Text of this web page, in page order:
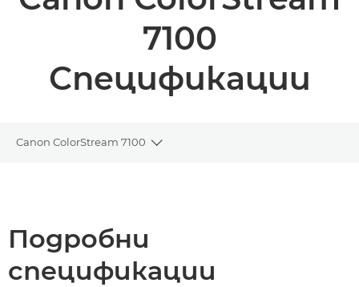
7100
Спецификации
Canon ColorStream 7100
Toggle breadcrumbs
Изтегляне на PDF
Подробни
спецификации